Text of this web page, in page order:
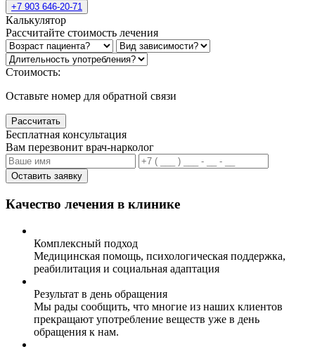
+7 903 646-20-71
Калькулятор
Рассчитайте стоимость лечения
Стоимость:
Оставьте номер для обратной связи
Рассчитать
Бесплатная консультация
Вам перезвонит врач-нарколог
Оставить заявку
Качество лечения в клинике
Комплексный подход
Медицинская помощь, психологическая поддержка,
реабилитация и социальная адаптация
Результат в день обращения
Мы рады сообщить, что многие из наших клиентов
прекращают употребление веществ уже в день
обращения к нам.